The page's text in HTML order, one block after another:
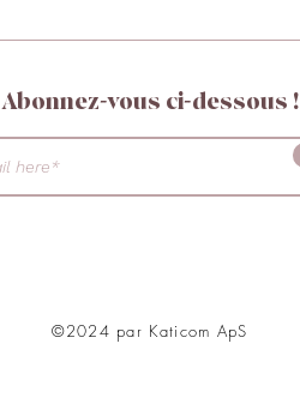
Abonnez-vous ci-dessous !
©2024 par Katicom ApS